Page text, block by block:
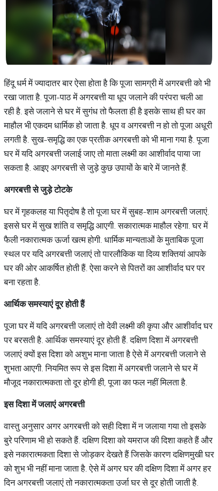
हिंदू धर्म में ज्यादातर बार ऐसा होता है कि पूजा सामग्री में अगरबत्ती को भी
रखा जाता है. पूजा-पाठ में अगरबत्ती या धूप जलाने की परंपरा चली आ
रही है. इसे जलाने से घर में सुगंध तो फैलता ही है इसके साथ ही घर का
माहौल भी एकदम धार्मिक हो जाता है. धूप व अगरबत्ती न हो तो पूजा अधूरी
लगती है. सुख-समृद्धि का एक प्रतीक अगरबत्ती को भी माना गया है. पूजा
घर में यदि अगरबत्ती जलाई जाए तो माता लक्ष्मी का आशीर्वाद पाया जा
सकता है. आइए अगरबत्ती से जुड़े कुछ उपायों के बारे में जानते हैं.
अगरबत्तीसेजुड़ेटोटके
घर में गृहकलह या पितृदोष है तो पूजा घर में सुबह-शाम अगरबत्ती जलाएं.
इससे घर में सुख शांति व समृद्धि आएगी. सकारात्मक माहौल रहेगा. घर में
फैली नकारात्मक ऊर्जा खत्म होगी. धार्मिक मान्यताओं के मुताबिक पूजा
स्थल पर यदि अगरबत्ती जलाएं तो पारलौकिक या दिव्य शक्तियां आपके
घर की ओर आकर्षित होती हैं. ऐसा करने से पितरों का आशीर्वाद घर पर
बना रहता है.
आर्थिकसमस्याएंदूरहोतीहैं
पूजा घर में यदि अगरबत्ती जलाएं तो देवी लक्ष्मी की कृपा और आशीर्वाद घर
पर बरसती है. आर्थिक समस्याएं दूर होती हैं. दक्षिण दिशा में अगरबत्ती
जलाएं क्यों इस दिशा को अशुभ माना जाता है ऐसे में अगरबत्ती जलाने से
शुभता आएगी. नियमित रूप से इस दिशा में अगरबत्ती जलाने से घर में
मौजूद नकारात्मकता तो दूर होगी ही, पूजा का फल नहीं मिलता है.
इसदिशामेंजलाएंअगरबत्ती
वास्तु अनुसार अगर अगरबत्ती को सही दिशा में न जलाया गया तो इसके
बुरे परिणाम भी हो सकते हैं. दक्षिण दिशा को यमराज की दिशा कहते हैं और
इसे नकारात्मकता दिशा से जोड़कर देखते हैं जिसके कारण दक्षिणमुखी घर
को शुभ भी नहीं माना जाता है. ऐसे में अगर घर की दक्षिण दिशा में अगर हर
दिन अगरबत्ती जलाएं तो नकारात्मकता उर्जा घर से दूर होती जाती है.